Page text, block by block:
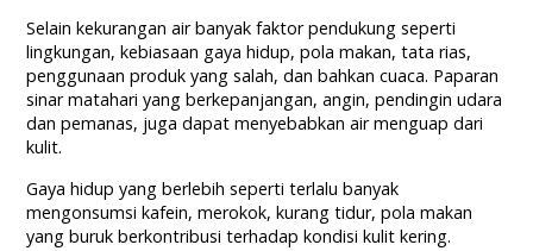
Selain kekurangan air banyak faktor pendukung seperti
lingkungan, kebiasaan gaya hidup, pola makan, tata rias,
penggunaan produk yang salah, dan bahkan cuaca. Paparan
sinar matahari yang berkepanjangan, angin, pendingin udara
dan pemanas, juga dapat menyebabkan air menguap dari
kulit.
Gaya hidup yang berlebih seperti terlalu banyak
mengonsumsi kafein, merokok, kurang tidur, pola makan
yang buruk berkontribusi terhadap kondisi kulit kering.